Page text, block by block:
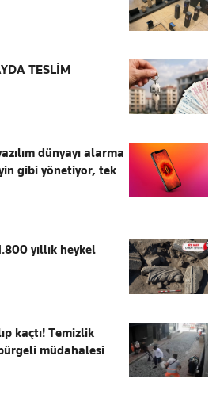
TESLİM
dünyayı alarma
gibi yönetiyor, tek
yıllık heykel
kaçtı! Temizlik
müdahalesi